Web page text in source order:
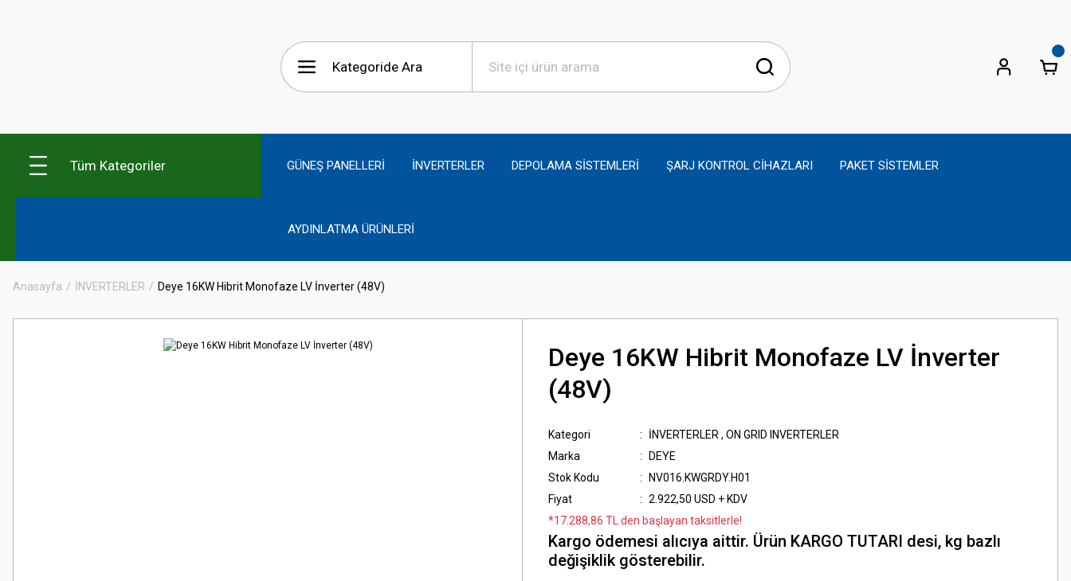
Tüm Kategoriler GÜNEŞ PANELLERİ İNVERTERLER DEPOLAMA SİSTEMLERİ ŞARJ KONTROL CİHAZLARI PAKET SİSTEMLER
AYDINLATMA ÜRÜNLERİ
Anasayfa İNVERTERLER Deye 16KW Hibrit Monofaze LV İnverter (48V)
Deye 16KW Hibrit Monofaze LV İnverter
(48V)
Kategori İNVERTERLER , ON GRID INVERTERLER
Marka
DEYE
Stok Kodu
NV016.KWGRDY.H01
Fiyat
2.922,50 USD + KDV
*17.288,86 TL den başlayan taksitlerle!
Kargo ödemesi alıcıya aittir. Ürün KARGO TUTARI desi, kg bazlı
değişiklik gösterebilir.